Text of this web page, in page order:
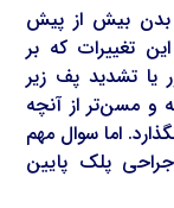
بدن بیش از پیش
تغییرات که بر
یا تشدید پف زیر
و مسن‌تر از آنچه
اما سوال مهم
پلک پایین